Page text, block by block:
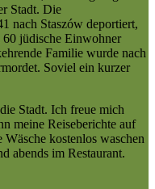
Stadt. Die
nach Staszów deportiert,
jüdische Einwohner
Familie wurde nach
Soviel ein kurzer
Stadt. Ich freue mich
meine Reiseberichte auf
kostenlos waschen
abends im Restaurant.